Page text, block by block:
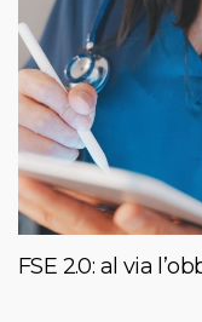
FSE 2.0: al via